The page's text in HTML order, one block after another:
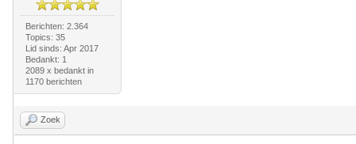
Berichten: 2.364
Topics: 35
Lid sinds: Apr 2017
Bedankt: 1
2089 x bedankt in
1170 berichten
Zoek